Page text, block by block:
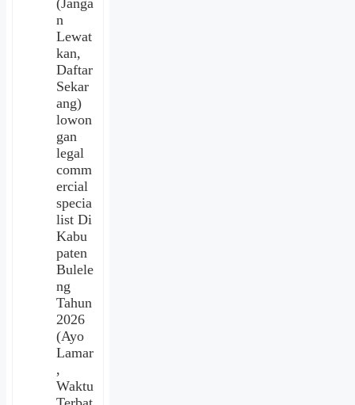
n
Lewat
kan,
Daftar
Sekar
ang)
lowon
gan
legal
comm
ercial
specia
list Di
Kabu
paten
Bulele
ng
Tahun
2026
(Ayo
Lamar
,
Waktu